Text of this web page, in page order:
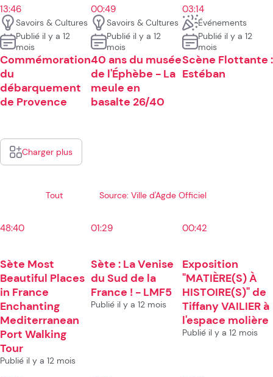
13:46
Savoirs & Cultures
Publié il y a 12
mois
Commémoration
du
débarquement
de Provence
00:49
Savoirs & Cultures
Publié il y a 12
mois
40 ans du musée
de l'Éphèbe - La
meule en
basalte 26/40
03:14
Événements
Publié il y a 12
mois
Scène Flottante :
Estéban
Charger plus
Tout Source: Ville d'Agde Officiel
48:40
Sète Most
Beautiful Places
in France
Enchanting
Mediterranean
Port Walking
Tour
Publié il y a 12 mois
01:29
Sète : La Venise
du Sud de la
France ! - LMF5
Publié il y a 12 mois
00:42
Exposition
"MATIÈRE(S) À
HISTOIRE(S)" de
Tiffany VAILIER à
l'espace molière
Publié il y a 12 mois